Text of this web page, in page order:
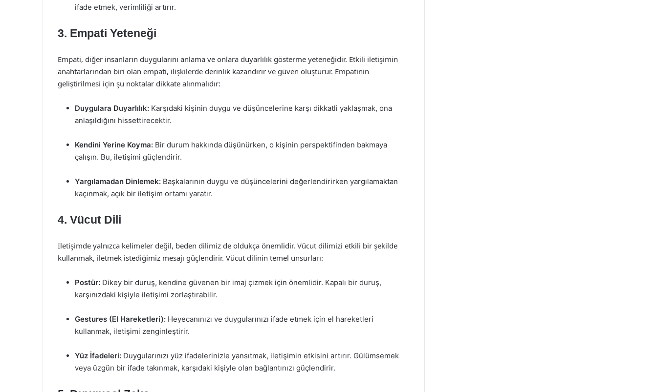
ifade etmek, verimliliği artırır.
3. Empati Yeteneği
Empati, diğer insanların duygularını anlama ve onlara duyarlılık gösterme yeteneğidir. Etkili iletişimin
anahtarlarından biri olan empati, ilişkilerde derinlik kazandırır ve güven oluşturur. Empatinin
geliştirilmesi için şu noktalar dikkate alınmalıdır:
Duygulara Duyarlılık: Karşıdaki kişinin duygu ve düşüncelerine karşı dikkatli yaklaşmak, ona
anlaşıldığını hissettirecektir.
Kendini Yerine Koyma: Bir durum hakkında düşünürken, o kişinin perspektifinden bakmaya
çalışın. Bu, iletişimi güçlendirir.
Yargılamadan Dinlemek: Başkalarının duygu ve düşüncelerini değerlendirirken yargılamaktan
kaçınmak, açık bir iletişim ortamı yaratır.
4. Vücut Dili
İletişimde yalnızca kelimeler değil, beden dilimiz de oldukça önemlidir. Vücut dilimizi etkili bir şekilde
kullanmak, iletmek istediğimiz mesajı güçlendirir. Vücut dilinin temel unsurları:
Postür: Dikey bir duruş, kendine güvenen bir imaj çizmek için önemlidir. Kapalı bir duruş,
karşınızdaki kişiyle iletişimi zorlaştırabilir.
Gestures (El Hareketleri): Heyecanınızı ve duygularınızı ifade etmek için el hareketleri
kullanmak, iletişimi zenginleştirir.
Yüz İfadeleri: Duygularınızı yüz ifadelerinizle yansıtmak, iletişimin etkisini artırır. Gülümsemek
veya üzgün bir ifade takınmak, karşıdaki kişiyle olan bağlantınızı güçlendirir.